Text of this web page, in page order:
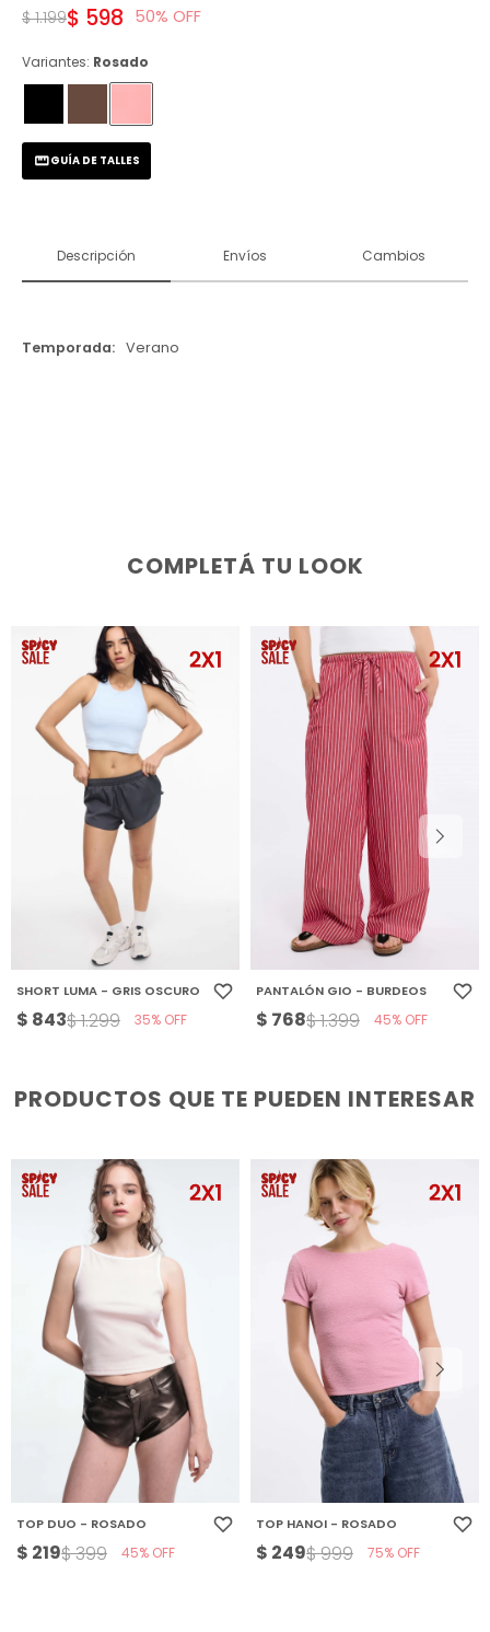
$ 598
$ 1.199 50
Variantes: Rosado
GUÍA DE TALLES
Descripción Envíos Cambios
Temporada Verano
COMPLETÁ TU LOOK
SHORT LUMA - GRIS OSCURO
$ 843$1.299 35
PANTALÓN GIO - BURDEOS
$ 768$1.399 45
PRODUCTOS QUE TE PUEDEN INTERESAR
TOP DUO - ROSADO
$ 219$399 45
TOP HANOI - ROSADO
$ 249$999 75